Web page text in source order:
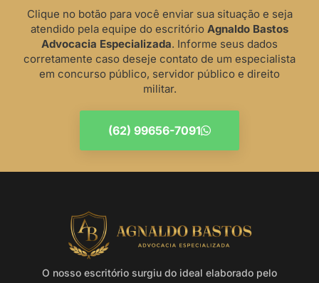
Clique no botão para você enviar sua situação e seja
atendido pela equipe do escritório Agnaldo Bastos
Advocacia Especializada. Informe seus dados
corretamente caso deseje contato de um especialista
em concurso público, servidor público e direito
militar.
(62) 99656-7091
O nosso escritório surgiu do ideal elaborado pelo